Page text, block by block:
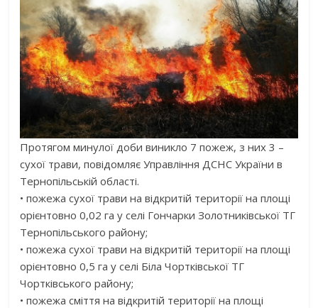
Протягом минулої доби виникло 7 пожеж, з них 3 –
сухої трави, повідомляє Управління ДСНС України в
Тернопільській області.
• пожежа сухої трави на відкритій території на площі
орієнтовно 0,02 га у селі Гончарки Золотниківської ТГ
Тернопільського району;
• пожежа сухої трави на відкритій території на площі
орієнтовно 0,5 га у селі Біла Чортківської ТГ
Чортківського району;
• пожежа сміття на відкритій території на площі